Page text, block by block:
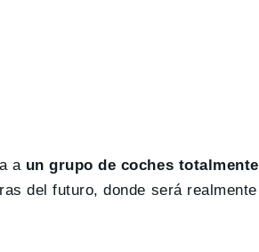
a un grupo de coches totalmente
del futuro, donde será realmente